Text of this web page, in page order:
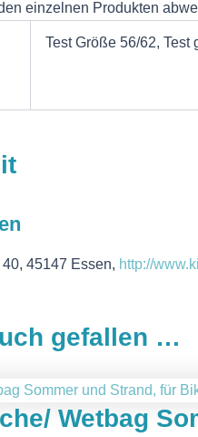
einzelnen Produkten
Test Größe 56/62, Test
45147 Essen, http://
gefallen …
Wetbag